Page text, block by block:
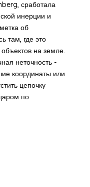
сработала
инерции и
об
там, где это
на земле.
неточность -
координаты или
цепочку
по